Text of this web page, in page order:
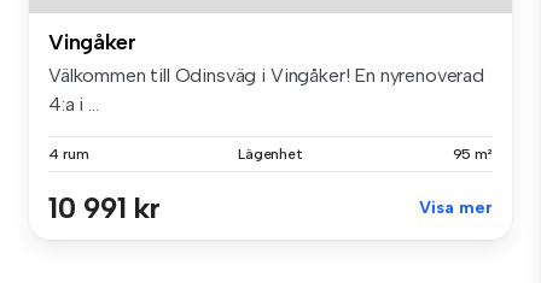
Vingåker
Välkommen till Odinsväg i Vingåker! En nyrenoverad
4:a i ...
4 rum Lägenhet 95 m²
10 991 kr Visa mer